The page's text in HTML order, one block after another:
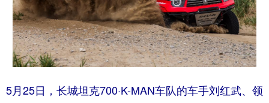
北京 天津 河北 山西
辽宁 吉林 上海 江苏
浙江 安徽 福建 江西
山东 河南 湖北 湖南
5月25日，长城坦克700·K-MAN车队的车手刘红武、领